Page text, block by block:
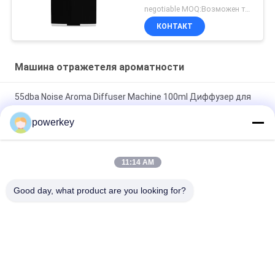
Crearoma, для
применения в
гостиничных номерах
negotiable MOQ:Возможен торг
КОНТАКТ
Машина отражетеля ароматности
55dba Noise Aroma Diffuser Machine 100ml Диффузер для
эфирного масла с пластиковой стенкой
Настенный аромадиффузор с емкостью 100 мл, Crearoma,
машина стальная материалы 28.5W 24V с бутылкой 60 мл
powerkey
11:14 AM
Good day, what product are you looking for?